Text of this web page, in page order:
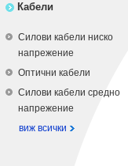
Кабели
Силови кабели ниско
напрежение
Оптични кабели
Силови кабели средно
напрежение
виж всички